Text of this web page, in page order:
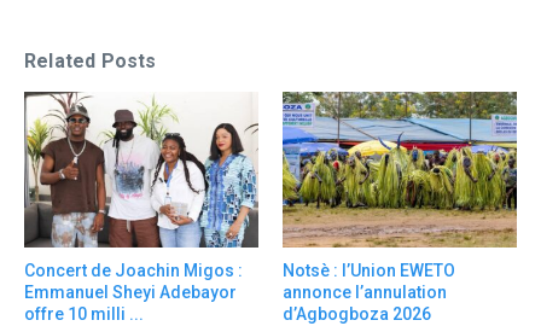
Related Posts
Concert de Joachin Migos :
Emmanuel Sheyi Adebayor
offre 10 milli ...
Notsè : l’Union EWETO
annonce l’annulation
d’Agbogboza 2026